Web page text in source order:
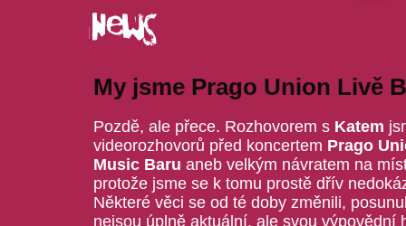
My jsme Prago Union Livě
Pozdě, ale přece. Rozhovorem s Katem
videorozhovorů před koncertem Prago
Music Baru aneb velkým návratem na
protože jsme se k tomu prostě dřív
Některé věci se od té doby změnili,
nejsou úplně aktuální, ale svou výpovědní